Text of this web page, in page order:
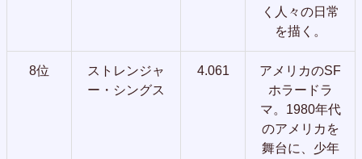
く人々の日常
を描く。
8位
ストレンジャ
ー・シングス
4.061
アメリカのSF
ホラードラ
マ。1980年代
のアメリカを
舞台に、少年